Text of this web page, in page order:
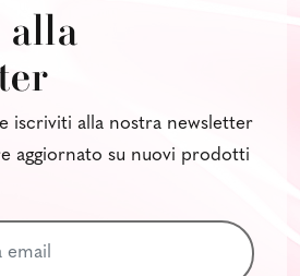
iscriviti alla nostra newsletter
aggiornato su nuovi prodotti